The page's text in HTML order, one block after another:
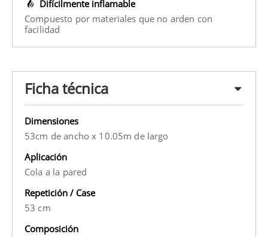
Difícilmente inflamable
Compuesto por materiales que no arden con
facilidad
Ficha técnica
Dimensiones
53cm de ancho x 10.05m de largo
Aplicación
Cola a la pared
Repetición / Case
53 cm
Composición